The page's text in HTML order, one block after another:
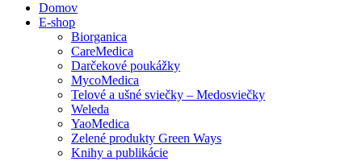
Domov
E-shop
Biorganica
CareMedica
Darčekové poukážky
MycoMedica
Telové a ušné sviečky – Medosviečky
Weleda
YaoMedica
Zelené produkty Green Ways
Knihy a publikácie